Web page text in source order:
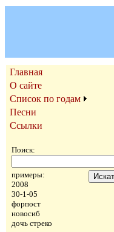
Главная
О сайте
Список по годам
Песни
Ссылки
Поиск:
примеры:
2008
30-1-05
форпост
новосиб
дочь стреко